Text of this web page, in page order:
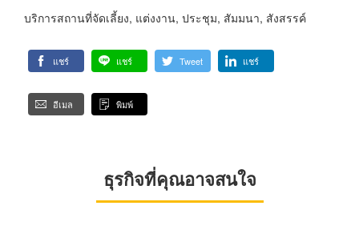
บริการสถานที่จัดเลี้ยง, แต่งงาน, ประชุม, สัมมนา, สังสรรค์
แชร์ แชร์ Tweet แชร์
อีเมล พิมพ์
ธุรกิจที่คุณอาจสนใจ